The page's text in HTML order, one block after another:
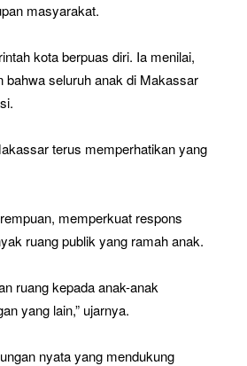
masyarakat.
kota berpuas diri. Ia menilai,
bahwa seluruh anak di Makassar
terus memperhatikan yang
memperkuat respons
ruang publik yang ramah anak.
ruang kepada anak-anak
yang lain,” ujarnya.
nyata yang mendukung